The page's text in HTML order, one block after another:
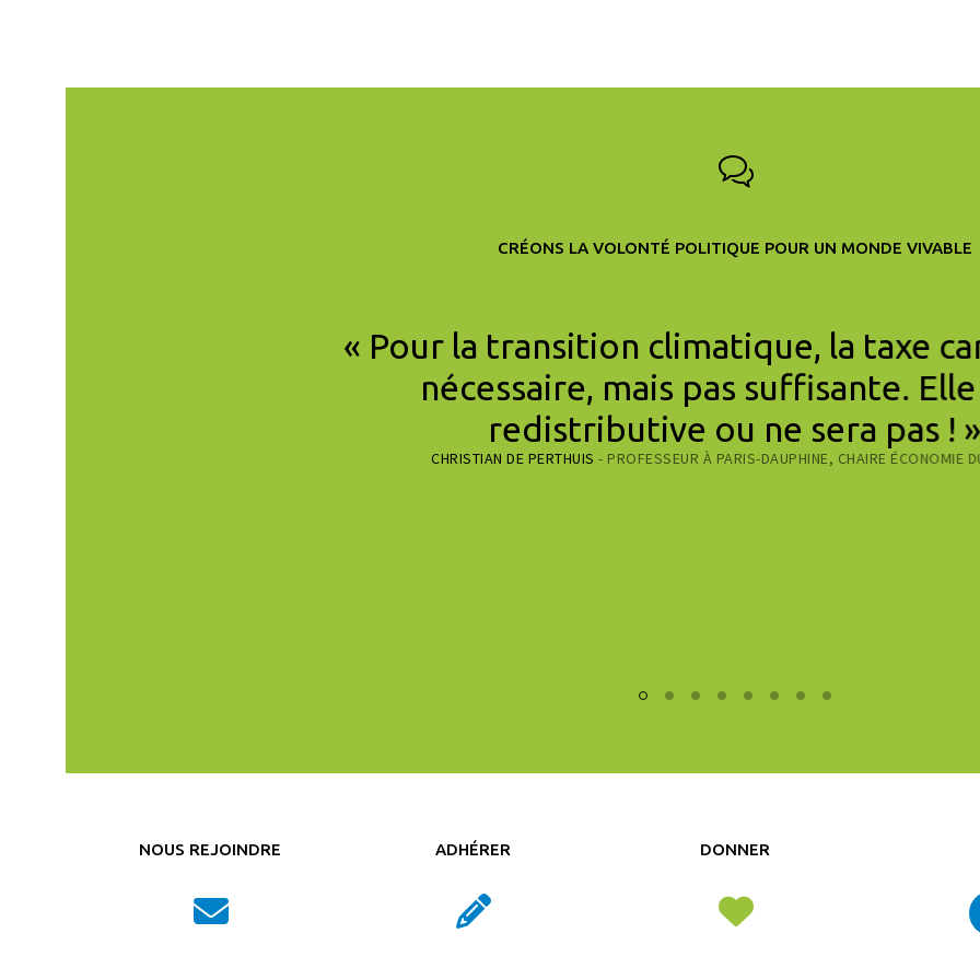
CRÉONS LA VOLONTÉ POLITIQUE POUR UN MONDE VIVABLE
« Pour la transition climatique, la taxe
nécessaire, mais pas suffisante.
redistributive ou ne sera pas ! »
CHRISTIAN DE PERTHUIS - PROFESSEUR À PARIS-DAUPHINE, CHAIRE ÉCONOMIE
NOUS REJOINDRE ADHÉRER DONNER